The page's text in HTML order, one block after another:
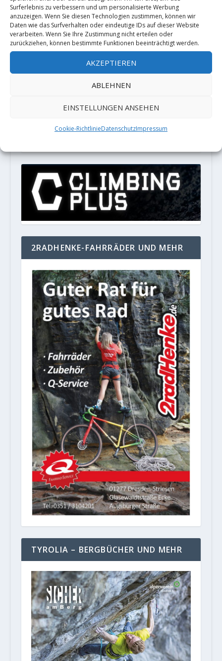
Surferlebnis zu verbessern und um personalisierte Werbung
anzuzeigen. Wenn Sie diesen Technologien zustimmen, können wir
Daten wie das Surfverhalten oder eindeutige IDs auf dieser Website
verarbeiten. Wenn Sie Ihre Zustimmung nicht erteilen oder
zurückziehen, können bestimmte Funktionen beeinträchtigt werden.
AKZEPTIEREN
ABLEHNEN
EINSTELLUNGEN ANSEHEN
Cookie-RichtlinieDatenschutzImpressum
Diese Website verwendet Akismet, um
Spam zu reduzieren.Erfahre, wie
deine Kommentardaten verarbeitet
PARTNER
LOCALIZATION
2RADHENKE-FAHRRÄDER UND MEHR
TYROLIA – BERGBÜCHER UND MEHR